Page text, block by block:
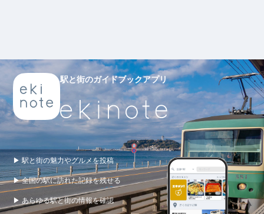
駅と街のガイドブックアプリ
▶ 駅と街の魅力やグルメを投稿
▶ 全国の駅に訪れた記録を残せる
▶ あらゆる駅と街の情報を確認